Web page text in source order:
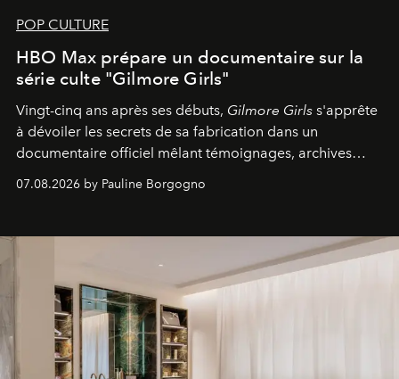
POP CULTURE
HBO Max prépare un documentaire sur la
série culte "Gilmore Girls"
Vingt-cinq ans après ses débuts, Gilmore Girls s'apprête
à dévoiler les secrets de sa fabrication dans un
documentaire officiel mêlant témoignages, archives
inédites et plongée dans les coulisses d'un phénomène
générationnel.
07.08.2026 by Pauline Borgogno